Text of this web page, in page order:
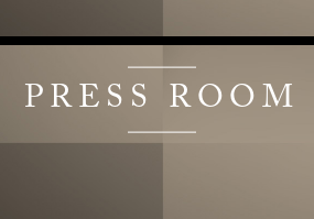
PRESS ROOM